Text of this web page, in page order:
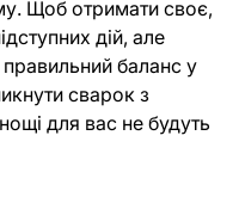
Щоб отримати своє,
дій, але
баланс у
сварок з
для вас не будуть